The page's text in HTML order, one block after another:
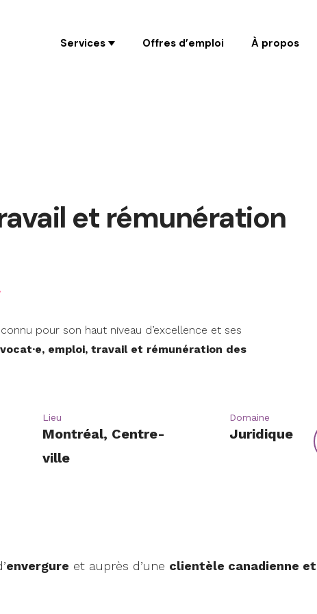
Services Offres d’emploi À propos
et rémunération
pour son haut niveau d’excellence et ses
emploi, travail et rémunération des
Lieu
Montréal, Centre-
ville
Domaine
Juridique
envergure et auprès d’une clientèle canadienne et